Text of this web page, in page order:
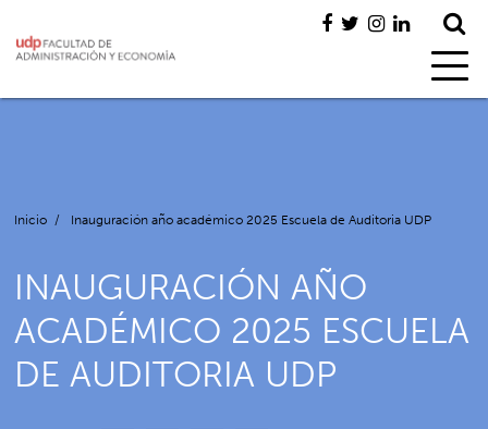
Inicio / Inauguración año académico 2025 Escuela de Auditoria UDP
INAUGURACIÓN AÑO
ACADÉMICO 2025 ESCUELA
DE AUDITORIA UDP